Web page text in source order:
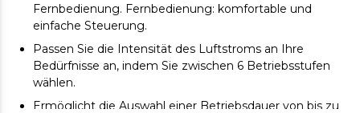
Fernbedienung. Fernbedienung: komfortable und
einfache Steuerung.
Passen Sie die Intensität des Luftstroms an Ihre
Bedürfnisse an, indem Sie zwischen 6 Betriebsstufen
wählen.
Ermöglicht die Auswahl einer Betriebsdauer von bis zu